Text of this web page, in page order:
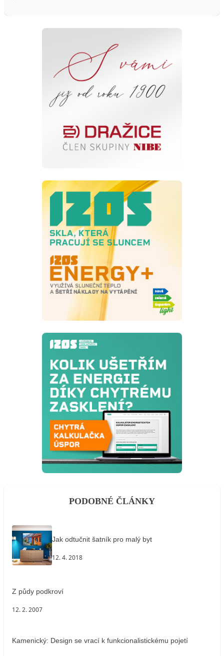
PODOBNÉ ČLÁNKY
Jak odtučnit šatník pro malý byt
12. 4. 2018
Z půdy podkroví
12. 2. 2007
Kamenický: Design se vrací k funkcionalistickému pojetí